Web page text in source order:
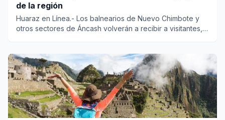
de la región
Huaraz en Línea.- Los balnearios de Nuevo Chimbote y
otros sectores de Áncash volverán a recibir a visitantes,